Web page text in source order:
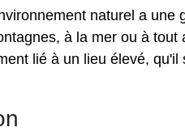
naturel a une
à la mer ou à
lié à un lieu élevé,